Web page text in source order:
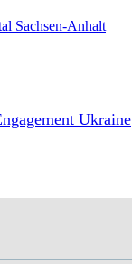
Sachsen-Anhalt
Ukraine